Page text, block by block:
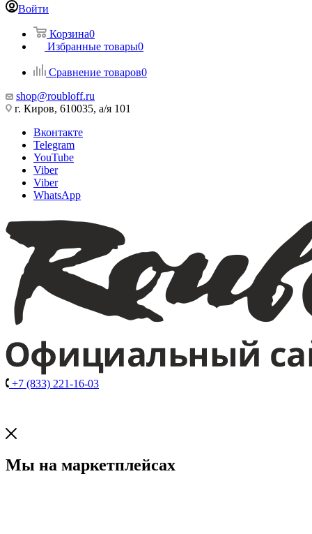
Войти
Корзина0
Избранные товары0
Сравнение товаров0
shop@roubloff.ru
г. Киров, 610035, а/я 101
Вконтакте
Telegram
YouTube
Viber
Viber
WhatsApp
+7 (833) 221-16-03
Мы на маркетплейсах